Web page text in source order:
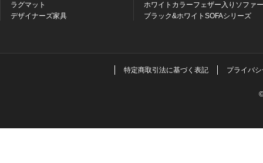
ラグマット
デザイナーズ家具
ホワイトカラーフェザー入りソファ
ブラック&ホワイトSOFAシリーズ
特定商取引法に基づく表記 プライバ